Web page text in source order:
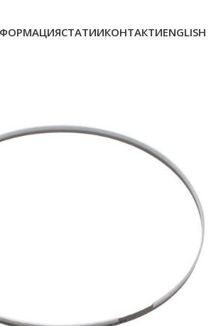
СТАТИИКОНТАКТИENGLISH